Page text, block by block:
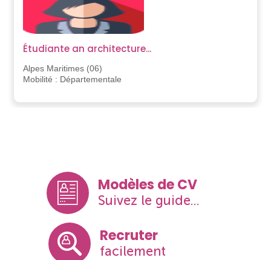
Étudiante an architecture...
Alpes Maritimes (06)
Mobilité : Départementale
Modèles de CV
Suivez le guide...
Recruter
facilement